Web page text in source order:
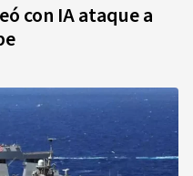
con IA ataque a